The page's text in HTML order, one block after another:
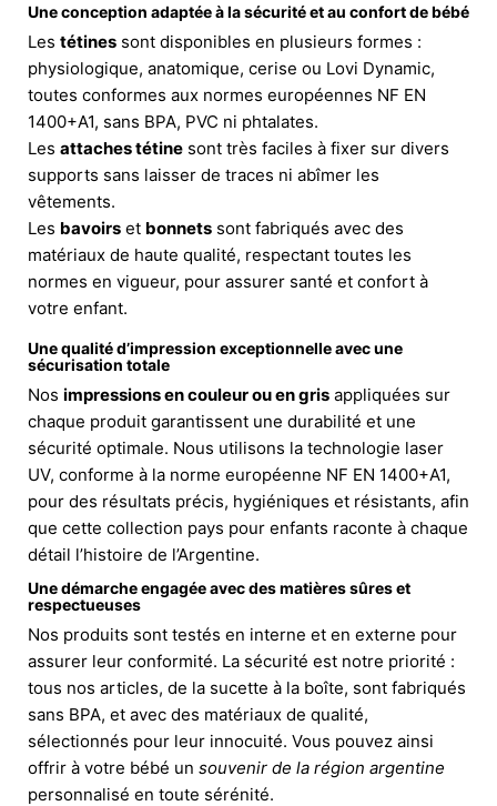
Une conception adaptée à la sécurité et au confort de bébé
Les tétines sont disponibles en plusieurs formes :
physiologique, anatomique, cerise ou Lovi Dynamic,
toutes conformes aux normes européennes NF EN
1400+A1, sans BPA, PVC ni phtalates.
Les attaches tétine sont très faciles à fixer sur divers
supports sans laisser de traces ni abîmer les
vêtements.
Les bavoirs et bonnets sont fabriqués avec des
matériaux de haute qualité, respectant toutes les
normes en vigueur, pour assurer santé et confort à
votre enfant.
Une qualité d’impression exceptionnelle avec une
sécurisation totale
Nos impressions en couleur ou en gris appliquées sur
chaque produit garantissent une durabilité et une
sécurité optimale. Nous utilisons la technologie laser
UV, conforme à la norme européenne NF EN 1400+A1,
pour des résultats précis, hygiéniques et résistants, afin
que cette collection pays pour enfants raconte à chaque
détail l’histoire de l’Argentine.
Une démarche engagée avec des matières sûres et
respectueuses
Nos produits sont testés en interne et en externe pour
assurer leur conformité. La sécurité est notre priorité :
tous nos articles, de la sucette à la boîte, sont fabriqués
sans BPA, et avec des matériaux de qualité,
sélectionnés pour leur innocuité. Vous pouvez ainsi
offrir à votre bébé un souvenir de la région argentine
personnalisé en toute sérénité.